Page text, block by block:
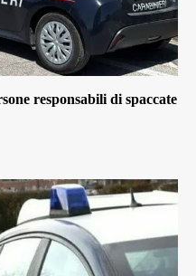
responsabili di spaccate